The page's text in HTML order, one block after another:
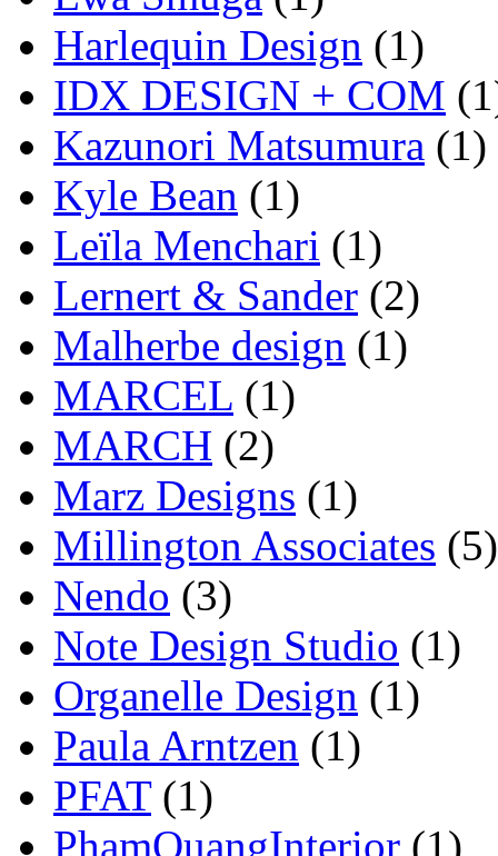
Harlequin Design (1)
IDX DESIGN + COM
Kazunori Matsumura (1)
Kyle Bean (1)
Leïla Menchari (1)
Lernert & Sander (2)
Malherbe design (1)
MARCEL (1)
MARCH (2)
Marz Designs (1)
Millington Associates (5)
Nendo (3)
Note Design Studio (1)
Organelle Design (1)
Paula Arntzen (1)
PFAT(1)
PhamQuangInterior (1)